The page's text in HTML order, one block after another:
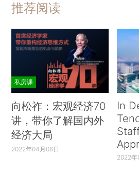
推荐阅读
私房课
向松祚：宏观经济70
讲，带你了解国内外
经济大局
2022年04月06日
In
2022年